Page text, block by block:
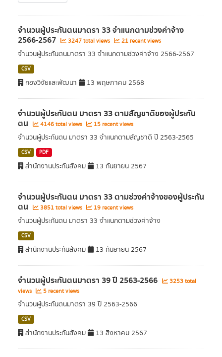
จำนวนผู้ประกันตนมาตรา 33 จำแนกตามช่วงค่าจ้าง
2566-2567 3247 total views 21 recent views
จำนวนผู้ประกันตนมาตรา 33 จำแนกตามช่วงค่าจ้าง 2566-2567
CSV
กองวิจัยและพัฒนา 13 พฤษภาคม 2568
จำนวนผู้ประกันตน มาตรา 33 ตามสัญชาติของผู้ประกัน
ตน 4146 total views 15 recent views
จำนวนผู้ประกันตน มาตรา 33 จำแนกตามสัญชาติ ปี 2563-2565
CSV PDF
สำนักงานประกันสังคม 13 กันยายน 2567
จำนวนผู้ประกันตน มาตรา 33 ตามช่วงค่าจ้างของผู้ประกัน
ตน 3851 total views 19 recent views
จำนวนผู้ประกันตน มาตรา 33 จำแนกตามช่วงค่าจ้าง
CSV
สำนักงานประกันสังคม 13 กันยายน 2567
จำนวนผู้ประกันตนมาตรา 39 ปี 2563-2566
3253 total
views
5 recent views
จำนวนผู้ประกันตนมาตรา 39 ปี 2563-2566
CSV
สำนักงานประกันสังคม 13 สิงหาคม 2567